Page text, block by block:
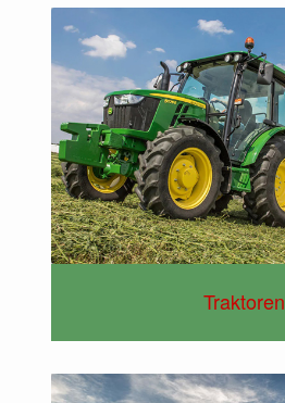
Traktoren